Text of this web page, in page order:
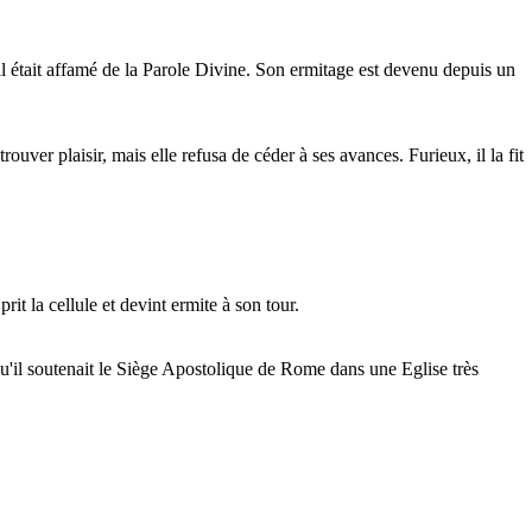
affamé de la Parole Divine. Son ermitage est devenu depuis un
plaisir, mais elle refusa de céder à ses avances. Furieux, il la fit
la cellule et devint ermite à son tour.
soutenait le Siège Apostolique de Rome dans une Eglise très